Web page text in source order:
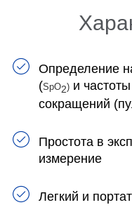
Определение
(SpO2) и
сокращений
Простота в
измерение
Легкий и